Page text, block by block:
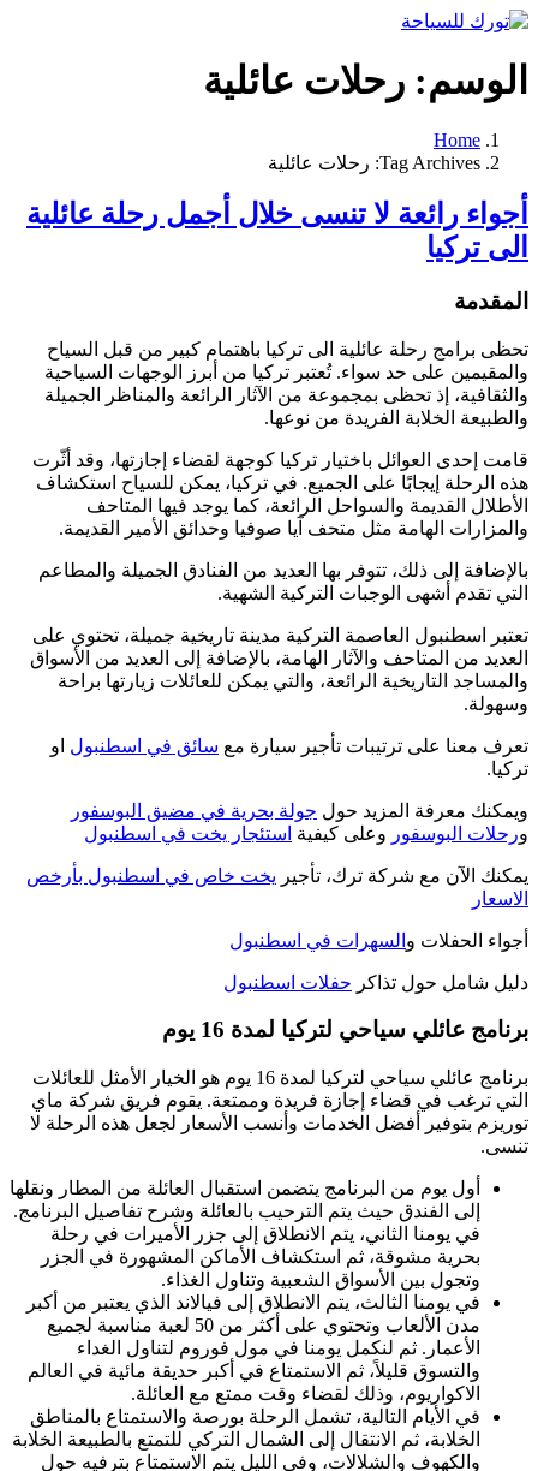
الوسم: رحلات عائلية
Home
Tag Archives: رحلات عائلية
أجواء رائعة لا تنسى خلال أجمل رحلة عائلية
الى تركيا
المقدمة
تحظى برامج رحلة عائلية الى تركيا باهتمام كبير من قبل السياح
والمقيمين على حد سواء. تُعتبر تركيا من أبرز الوجهات السياحية
والثقافية، إذ تحظى بمجموعة من الآثار الرائعة والمناظر الجميلة
والطبيعة الخلابة الفريدة من نوعها.
قامت إحدى العوائل باختيار تركيا كوجهة لقضاء إجازتها، وقد أثّرت
هذه الرحلة إيجابًا على الجميع. في تركيا، يمكن للسياح استكشاف
الأطلال القديمة والسواحل الرائعة، كما يوجد فيها المتاحف
والمزارات الهامة مثل متحف آيا صوفيا وحدائق الأمير القديمة.
بالإضافة إلى ذلك، تتوفر بها العديد من الفنادق الجميلة والمطاعم
التي تقدم أشهى الوجبات التركية الشهية.
تعتبر اسطنبول العاصمة التركية مدينة تاريخية جميلة، تحتوي على
العديد من المتاحف والآثار الهامة، بالإضافة إلى العديد من الأسواق
والمساجد التاريخية الرائعة، والتي يمكن للعائلات زيارتها براحة
وسهولة.
تعرف معنا على ترتيبات تأجير سيارة مع سائق في اسطنبول او
تركيا.
ويمكنك معرفة المزيد حول جولة بحرية في مضيق البوسفور
ورحلات البوسفور وعلى كيفية استئجار يخت في اسطنبول
يمكنك الآن مع شركة ترك، تأجير يخت خاص في اسطنبول بأرخص
الاسعار
أجواء الحفلات و السهرات في اسطنبول
دليل شامل حول تذاكر حفلات اسطنبول
برنامج عائلي سياحي لتركيا لمدة 16 يوم
برنامج عائلي سياحي لتركيا لمدة 16 يوم هو الخيار الأمثل للعائلات
التي ترغب في قضاء إجازة فريدة وممتعة. يقوم فريق شركة ماي
توريزم بتوفير أفضل الخدمات وأنسب الأسعار لجعل هذه الرحلة لا
تنسى.
أول يوم من البرنامج يتضمن استقبال العائلة من المطار ونقلها
إلى الفندق حيث يتم الترحيب بالعائلة وشرح تفاصيل البرنامج.
في يومنا الثاني، يتم الانطلاق إلى جزر الأميرات في رحلة
بحرية مشوقة، ثم استكشاف الأماكن المشهورة في الجزر
وتجول بين الأسواق الشعبية وتناول الغذاء.
في يومنا الثالث، يتم الانطلاق إلى فيالاند الذي يعتبر من أكبر
مدن الألعاب وتحتوي على أكثر من 50 لعبة مناسبة لجميع
الأعمار. ثم لنكمل يومنا في مول فوروم لتناول الغداء
والتسوق قليلاً، ثم الاستمتاع في أكبر حديقة مائية في العالم
الاكواريوم، وذلك لقضاء وقت ممتع مع العائلة.
في الأيام التالية، تشمل الرحلة بورصة والاستمتاع بالمناطق
الخلابة، ثم الانتقال إلى الشمال التركي للتمتع بالطبيعة الخلابة
والكهوف والشلالات، وفي الليل يتم الاستمتاع بترفيه حول